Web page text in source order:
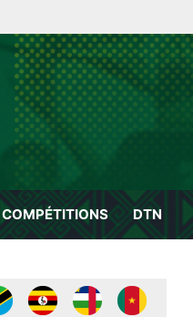
COMPÉTITIONS DTN